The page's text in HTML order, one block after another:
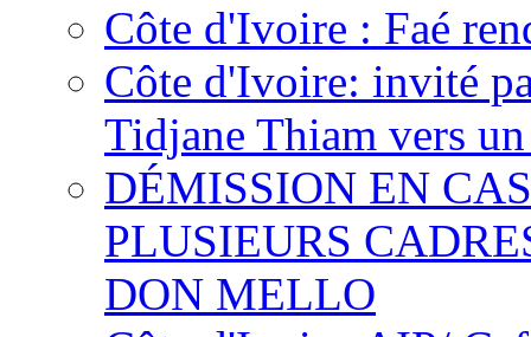
Côte d'Ivoire : Faé
Côte d'Ivoire: invité
Tidjane Thiam vers
DÉMISSION EN
PLUSIEURS
DON MELLO